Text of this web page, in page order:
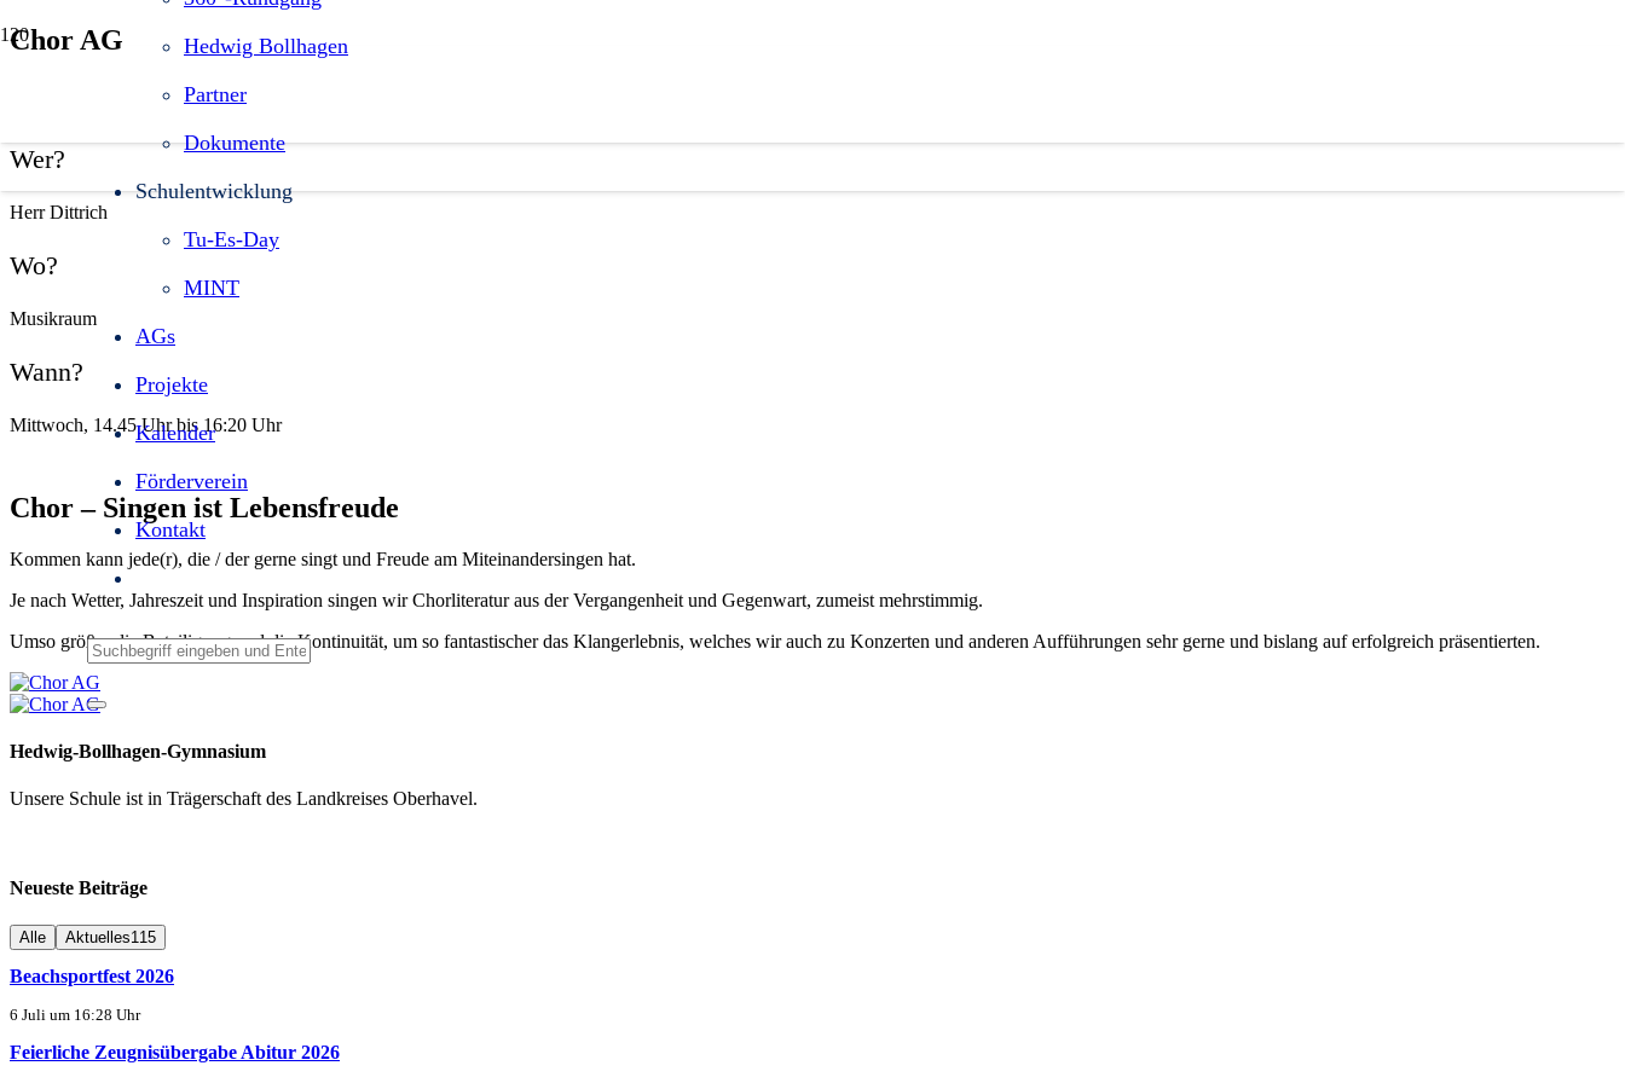
Hedwig Bollhagen
Partner
Dokumente
Schulentwicklung
Tu-Es-Day
MINT
AGs
Projekte
Kalender
Förderverein
Kontakt
Chor AG
Wer?
Herr Dittrich
Wo?
Musikraum
Wann?
Mittwoch, 14.45 Uhr bis 16:20 Uhr
Chor – Singen ist Lebensfreude
Kommen kann jede(r), die / der gerne singt und Freude am Miteinandersingen hat.
Je nach Wetter, Jahreszeit und Inspiration singen wir Chorliteratur aus der Vergangenheit und Gegenwart, zumeist mehrstimmig.
Umso größer die Beteiligung und die Kontinuität, um so fantastischer das Klangerlebnis, welches wir auch zu Konzerten und anderen Aufführungen sehr gerne und bislang auf erfolgreich präsentierten.
Hedwig-Bollhagen-Gymnasium
Unsere Schule ist in Trägerschaft des Landkreises Oberhavel.
Neueste Beiträge
Alle Aktuelles115
Beachsportfest 2026
6 Juli um 16:28 Uhr
Feierliche Zeugnisübergabe Abitur 2026